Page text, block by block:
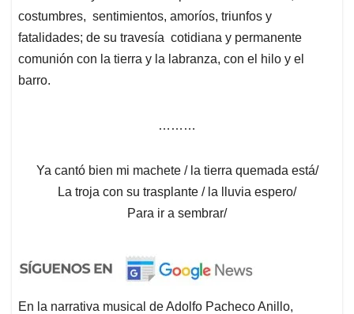
costumbres, sentimientos, amoríos, triunfos y
fatalidades; de su travesía cotidiana y permanente
comunión con la tierra y la labranza, con el hilo y el
barro.
………
Ya cantó bien mi machete / la tierra quemada está/
La troja con su trasplante / la lluvia espero/
Para ir a sembrar/
En la narrativa musical de Adolfo Pacheco Anillo,